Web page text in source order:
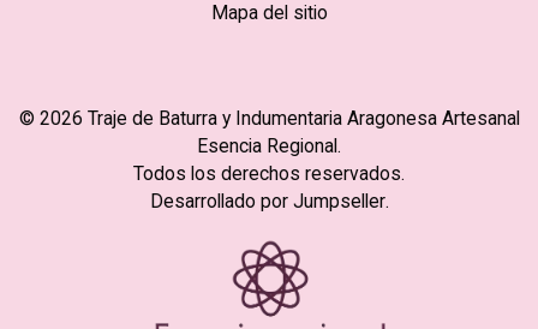
Mapa del sitio
© 2026 Traje de Baturra y Indumentaria Aragonesa Artesanal
Esencia Regional.
Todos los derechos reservados.
Desarrollado por Jumpseller.